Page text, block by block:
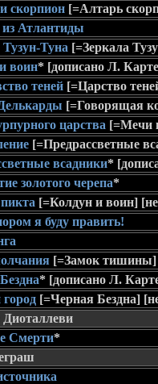
скорпион [=Алтарь
из Атлантиды
Тузун-Туна [=Зеркала
воин* [дописано Л.
теней [=Царство
[=Говорящая
царства [=Мечи
[=Предрассветные
всадники*
золотого черепа*
[=Колдун и воин]
я буду править!
[=Замок тишины]
* [дописано Л.
[=Черная Бездна]
Диоталлеви
Смерти*